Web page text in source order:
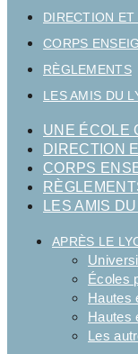
DIRECTION ET
CORPS
RÈGLEMENTS
LES AMIS DU
UNE ÉCOLE
DIRECTION
CORPS
LES AMIS
APRÈS LE
Écoles
Hautes
Hautes
Les